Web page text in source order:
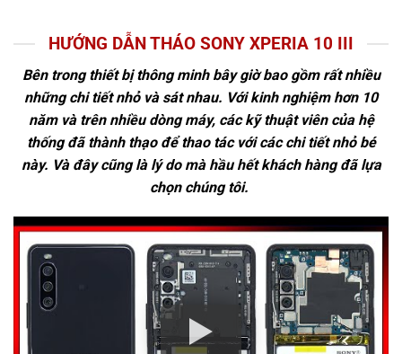
HƯỚNG DẪN THÁO SONY XPERIA 10 III
Bên trong thiết bị thông minh bây giờ bao gồm rất nhiều
những chi tiết nhỏ và sát nhau. Với kinh nghiệm hơn 10
năm và trên nhiều dòng máy, các kỹ thuật viên của hệ
thống đã thành thạo để thao tác với các chi tiết nhỏ bé
này. Và đây cũng là lý do mà hầu hết khách hàng đã lựa
chọn chúng tôi.